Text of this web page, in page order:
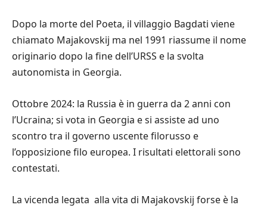
Dopo la morte del Poeta, il villaggio Bagdati viene
chiamato Majakovskij ma nel 1991 riassume il nome
originario dopo la fine dell’URSS e la svolta
autonomista in Georgia.
Ottobre 2024: la Russia è in guerra da 2 anni con
l’Ucraina; si vota in Georgia e si assiste ad uno
scontro tra il governo uscente filorusso e
l’opposizione filo europea. I risultati elettorali sono
contestati.
La vicenda legata alla vita di Majakovskij forse è la